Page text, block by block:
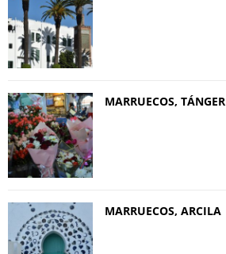
MARRUECOS, TÁNGER
MARRUECOS, ARCILA